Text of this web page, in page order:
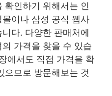
확인하기 위해서는 인
이나 삼성 공식 웹사
다. 다양한 판매처에
가격을 찾을 수 있습
에서도 직접 가격을 확
으므로 방문해보는 것